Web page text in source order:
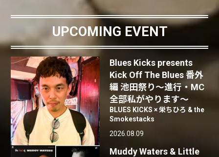
UPCOMING EVENT
Blues Kicks presents
Kick Off The Blues 番外
編 池田祭り〜進行・MC
全部私がやります〜
BLUES KICKS × 栄ちひろ & the
Smokestacks
2026.08.09
Muddy Waters & Little